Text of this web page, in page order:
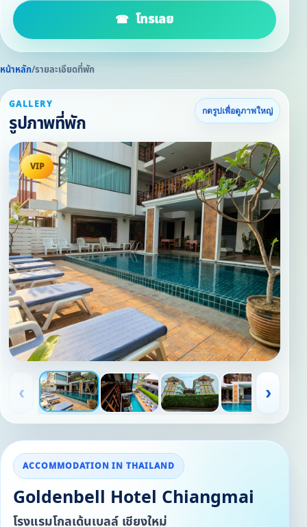
โทรเลย
หน้าหลัก/รายละเอียดที่พัก
GALLERY
รูปภาพที่พัก
กดรูปเพื่อดูภาพใหญ่
VIP
‹ ›
ACCOMMODATION IN THAILAND
Goldenbell Hotel Chiangmai
โรงแรมโกลเด้นเบลล์ เชียงใหม่